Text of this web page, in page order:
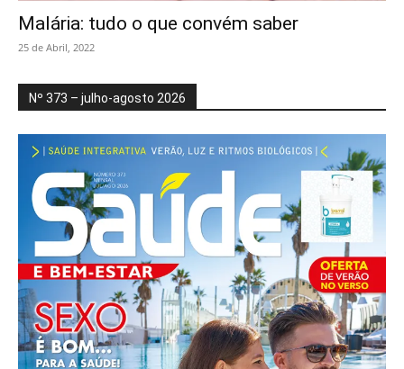
Malária: tudo o que convém saber
25 de Abril, 2022
Nº 373 – julho-agosto 2026